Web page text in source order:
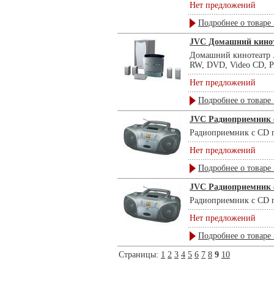
Нет предложений
Подробнее о товаре
JVC Домашний
Домашний
RW, DVD, Video CD,
Нет предложений
Подробнее о товаре
JVC Радиоприемник
Радиоприемник с CD
Нет предложений
Подробнее о товаре
JVC Радиоприемник
Радиоприемник с CD
Нет предложений
Подробнее о товаре
Страницы: 1 2 3 4 5 6 7 8 9 10